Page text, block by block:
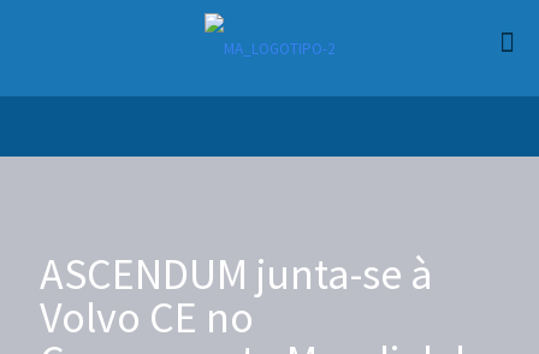
ASCENDUM junta-se à
Volvo CE no